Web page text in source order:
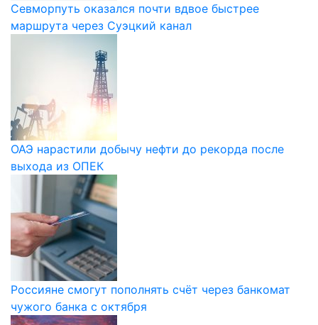
Севморпуть оказался почти вдвое быстрее
маршрута через Суэцкий канал
ОАЭ нарастили добычу нефти до рекорда после
выхода из ОПЕК
Россияне смогут пополнять счёт через банкомат
чужого банка с октября